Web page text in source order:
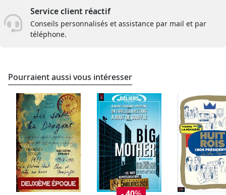
Service client réactif
Conseils personnalisés et assistance par mail et par
téléphone.
Pourraient aussi vous intéresser